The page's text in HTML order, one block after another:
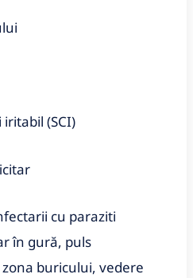
(SCI)
cu paraziti
în gură, puls
buricului, vedere